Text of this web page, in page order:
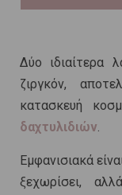
Δύο ιδιαίτερα
ζιργκόν,
κατασκευή
δαχτυλιδιών.
Εμφανισιακά
ξεχωρίσει,